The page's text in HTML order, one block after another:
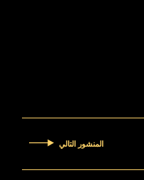
المنشور التالي